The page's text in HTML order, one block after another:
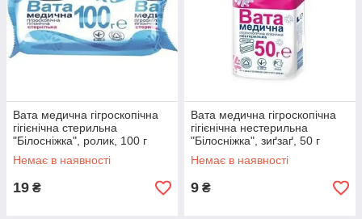
Вата медична гігроскопічна
гігієнічна стерильна
"Білосніжка", ролик, 100 г
Немає в наявності
19 ₴
Вата медична гігроскопічна
гігієнічна нестерильна
"Білосніжка", зиґзаґ, 50 г
Немає в наявності
9 ₴